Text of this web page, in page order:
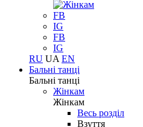
FB
IG
FB
IG
RU UA EN
Бальні танці
Бальні танці
Жінкам
Жінкам
Весь розділ
Взуття